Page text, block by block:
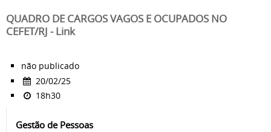
QUADRO DE CARGOS VAGOS E OCUPADOS NO
CEFET/RJ - Link
não publicado
20/02/25
18h30
Gestão de Pessoas